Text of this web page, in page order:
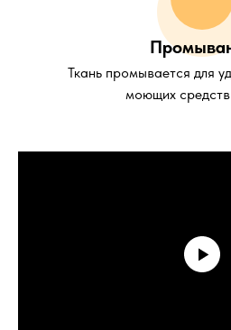
Ткань промывается для
моющих средств